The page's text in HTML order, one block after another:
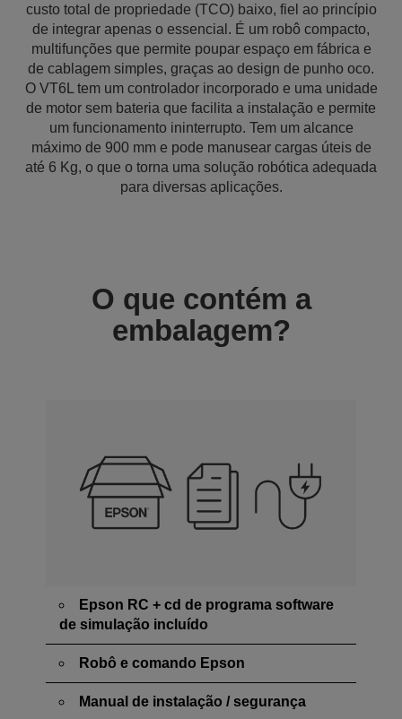
custo total de propriedade (TCO) baixo, fiel ao princípio
de integrar apenas o essencial. É um robô compacto,
multifunções que permite poupar espaço em fábrica e
de cablagem simples, graças ao design de punho oco.
O VT6L tem um controlador incorporado e uma unidade
de motor sem bateria que facilita a instalação e permite
um funcionamento ininterrupto. Tem um alcance
máximo de 900 mm e pode manusear cargas úteis de
até 6 Kg, o que o torna uma solução robótica adequada
para diversas aplicações.
O que contém a
embalagem?
Epson RC + cd de programa software
de simulação incluído
Robô e comando Epson
Manual de instalação / segurança